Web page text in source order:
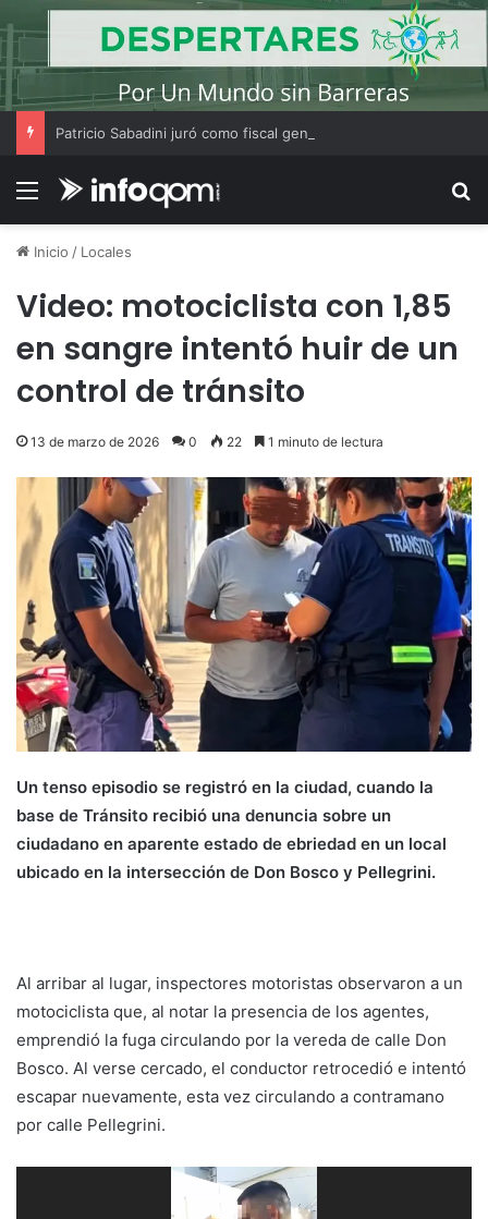
Menú
Inicio / Locales
Video: motociclista con 1,85
en sangre intentó huir de un
control de tránsito
13 de marzo de 2026 0 22 1 minuto de lectura
Un tenso episodio se registró en la ciudad, cuando la
base de Tránsito recibió una denuncia sobre un
ciudadano en aparente estado de ebriedad en un local
ubicado en la intersección de Don Bosco y Pellegrini.
Al arribar al lugar, inspectores motoristas observaron a un
motociclista que, al notar la presencia de los agentes,
emprendió la fuga circulando por la vereda de calle Don
Bosco. Al verse cercado, el conductor retrocedió e intentó
escapar nuevamente, esta vez circulando a contramano
por calle Pellegrini.